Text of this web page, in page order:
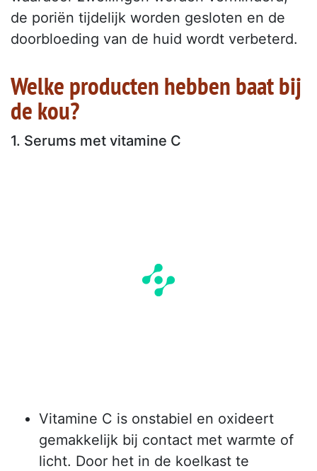
de poriën tijdelijk worden gesloten en de
doorbloeding van de huid wordt verbeterd.
Welke producten hebben baat bij
de kou?
1. Serums met vitamine C
Vitamine C is onstabiel en oxideert
gemakkelijk bij contact met warmte of
licht. Door het in de koelkast te